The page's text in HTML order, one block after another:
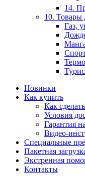
14.
10. Товары
Газ,
Новинки
Как купить
Как
Условия
Гарантия
Видео-
Специальные
Пакетная
Экстренная
Контакты